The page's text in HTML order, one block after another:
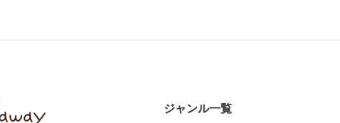
ジャンル一覧